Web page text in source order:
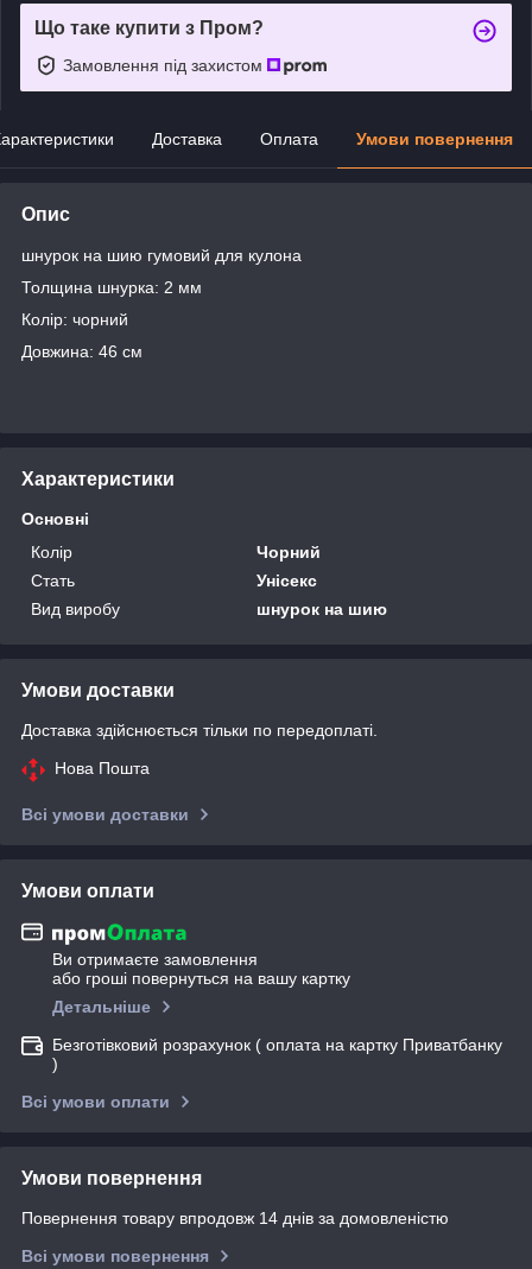
Що таке купити з Пром?
Замовлення під захистом
Доставка Оплата Умови повернення
Опис
шнурок на шию гумовий для кулона
Толщина шнурка: 2 мм
Колір: чорний
Довжина: 46 см
Характеристики
Основні
Колір
Чорний
Стать
Унісекс
Вид виробу
шнурок на шию
Умови доставки
Доставка здійснюється тільки по передоплаті.
Нова Пошта
Всі умови доставки
Умови оплати
Ви отримаєте замовлення
або гроші повернуться на вашу картку
Детальніше
Безготівковий розрахунок ( оплата на картку Приватбанку
)
Всі умови оплати
Умови повернення
Повернення товару впродовж 14 днів за домовленістю
Всі умови повернення